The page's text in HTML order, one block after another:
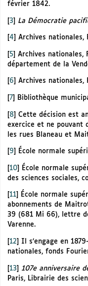
février 1842.
[3] La Démocratie
4 Archives nationales,
[5] Archives nationales,
département de la
6 Archives nationales,
7] Bibliothèque
[8] Cette décision est
exercice et ne pouvant
les rues Blaneau et
9 École normale
[10]
École normale
des sciences sociales,
11]
École normale
abonnements de
39 (681 Mi 66), lettre
Varenne.
12
Il s’engage en
nationales, fonds
[13] 107e anniversaire
Paris, Librairie des